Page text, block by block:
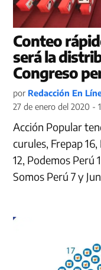
Conteo
será la
Congreso
por Redacción En
27 de enero del 2020 -
Acción Popular
curules, Frepap
12, Podemos Perú
Somos Perú 7 y